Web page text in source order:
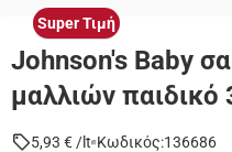
Super Τιμή
Johnson's Baby
μαλλιών παιδικό
5,93 €/lt Κωδικός:136686